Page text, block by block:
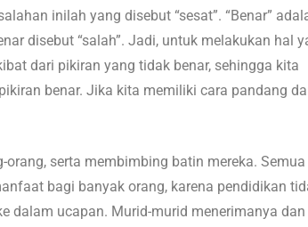
inilah yang disebut “sesat”. “Benar”
disebut “salah”. Jadi, untuk melakukan hal
dari pikiran yang tidak benar, sehingga kita
benar. Jika kita memiliki cara pandang
serta membimbing batin mereka.
bagi banyak orang, karena pendidikan
dalam ucapan. Murid-murid menerimanya dan